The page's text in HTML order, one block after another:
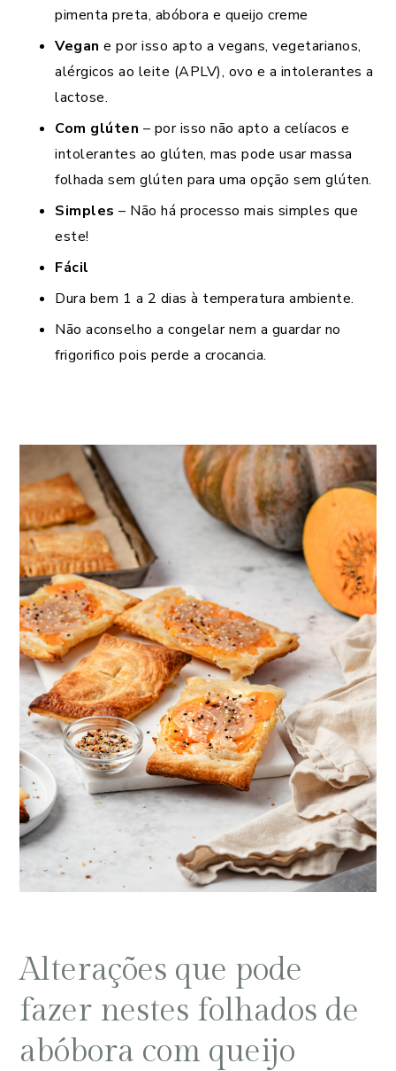
pimenta preta, abóbora e queijo creme
Vegan e por isso apto a vegans, vegetarianos,
alérgicos ao leite (APLV), ovo e a intolerantes a
lactose.
Com glúten – por isso não apto a celíacos e
intolerantes ao glúten, mas pode usar massa
folhada sem glúten para uma opção sem glúten.
Simples – Não há processo mais simples que
este!
Fácil
Dura bem 1 a 2 dias à temperatura ambiente.
Não aconselho a congelar nem a guardar no
frigorifico pois perde a crocancia.
Alterações que pode
fazer nestes folhados de
abóbora com queijo